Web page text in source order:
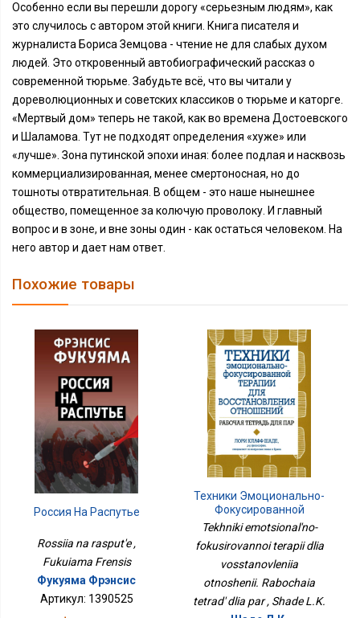
Особенно если вы перешли дорогу «серьезным людям», как
это случилось с автором этой книги. Книга писателя и
журналиста Бориса Земцова - чтение не для слабых духом
людей. Это откровенный автобиографический рассказ о
современной тюрьме. Забудьте всё, что вы читали у
дореволюционных и советских классиков о тюрьме и каторге.
«Мертвый дом» теперь не такой, как во времена Достоевского
и Шаламова. Тут не подходят определения «хуже» или
«лучше». Зона путинской эпохи иная: более подлая и насквозь
коммерциализированная, менее смертоносная, но до
тошноты отвратительная. В общем - это наше нынешнее
общество, помещенное за колючую проволоку. И главный
вопрос и в зоне, и вне зоны один - как остаться человеком. На
него автор и дает нам ответ.
Похожие товары
Россия На Распутье
Rossiia na rasput'e ,
Fukuiama Frensis
Фукуяма Фрэнсис
Артикул: 1390525
Техники Эмоционально-
Фокусированной
Терапии Для
Отношений. Рабочая
Тетрадь Для Пар
Tekhniki emotsional'no-
fokusirovannoi terapii dlia
vosstanovleniia
otnoshenii. Rabochaia
tetrad' dlia par , Shade L.K.